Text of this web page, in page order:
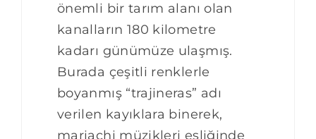
önemli bir tarım alanı olan
kanalların 180 kilometre
kadarı günümüze ulaşmış.
Burada çeşitli renklerle
boyanmış “trajineras” adı
verilen kayıklara binerek,
mariachi müzikleri eşliğinde